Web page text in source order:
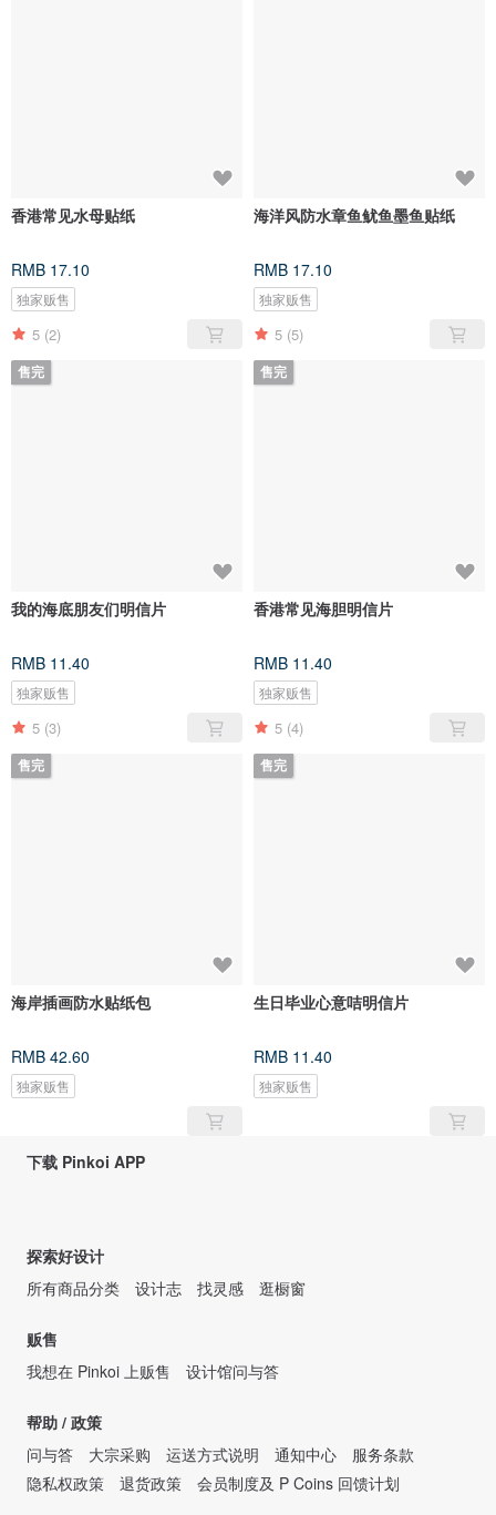
香港常见水母贴纸
RMB 17.10
独家贩售
5 (2)
海洋风防水章鱼鱿鱼墨鱼贴纸
RMB 17.10
独家贩售
5 (5)
售完
我的海底朋友们明信片
RMB 11.40
独家贩售
5 (3)
售完
香港常见海胆明信片
RMB 11.40
独家贩售
5 (4)
售完
海岸插画防水贴纸包
RMB 42.60
独家贩售
售完
生日毕业心意咭明信片
RMB 11.40
独家贩售
下载 Pinkoi APP
探索好设计
所有商品分类
设计志 找灵感 逛橱窗
贩售
我想在 Pinkoi 上贩售
设计馆问与答
帮助 / 政策
问与答
大宗采购 运送方式说明 通知中心
服务条款
隐私权政策
退货政策 会员制度及 P Coins 回馈计划